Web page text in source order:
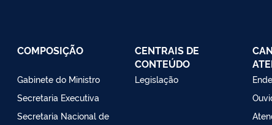
COMPOSIÇÃO
Gabinete do Ministro
CENTRAIS DE